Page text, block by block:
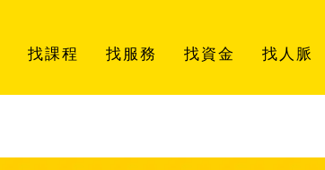
找課程 找服務 找資金 找人脈